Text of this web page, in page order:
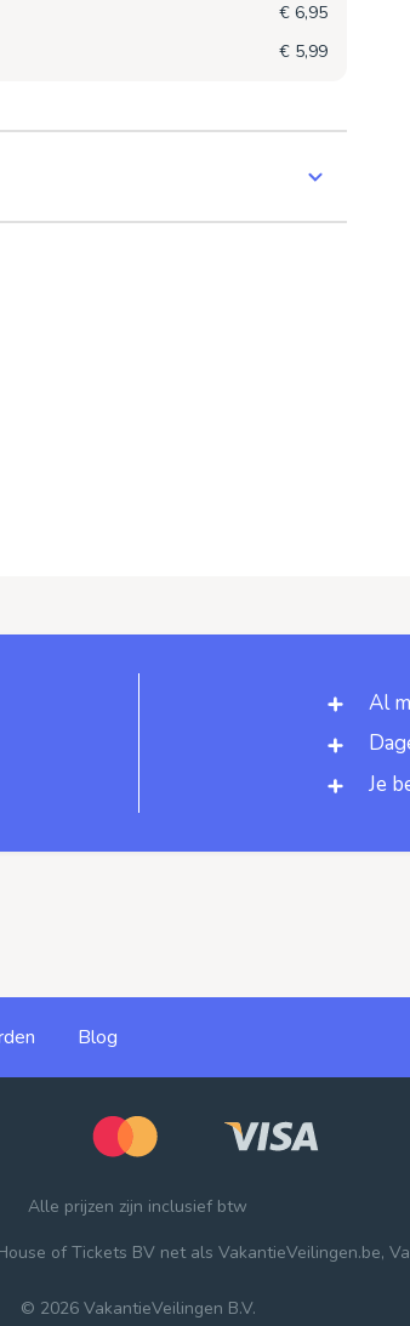
€ 6,95
€ 5,99
Al
Je
Blog
Alle prijzen zijn inclusief btw
of Tickets BVnet als VakantieVeilingen.be,
© 2026 VakantieVeilingen B.V.